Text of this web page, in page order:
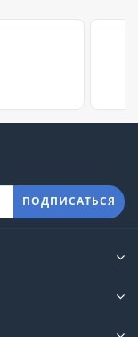
ПОДПИСАТЬСЯ